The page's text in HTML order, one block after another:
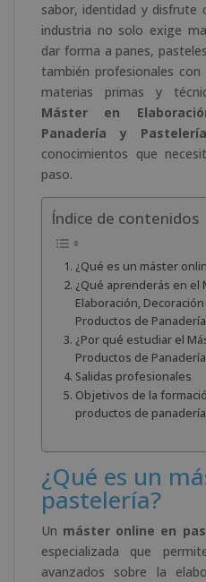
sabor, identidad y disfrute
industria no solo exige
dar forma a panes,
también profesionales
materias primas y
Máster en
Panadería y Pastelería
conocimientos que
paso.
Índice de contenidos
¿Qué es un máster
¿Qué aprenderás en el
Elaboración,
Productos de
¿Por qué estudiar el
Productos de
Salidas profesionales
Objetivos de la
productos de panadería
¿Qué es un
pastelería?
Un máster online en
especializada que
avanzados sobre la